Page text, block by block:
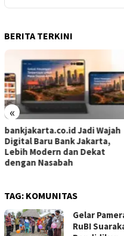
BERITA TERKINI
«
bankjakarta.co.id Jadi Wajah
Digital Baru Bank Jakarta,
Lebih Modern dan Dekat
dengan Nasabah
TAG: KOMUNITAS
Gelar
RuBI